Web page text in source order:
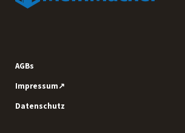
AGBs
Impressum↗
Datenschutz